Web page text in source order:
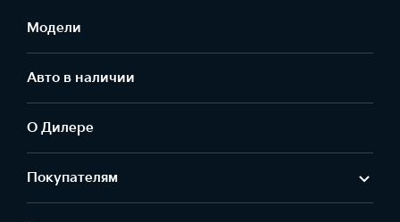
Модели
Авто в наличии
О Дилере
Покупателям